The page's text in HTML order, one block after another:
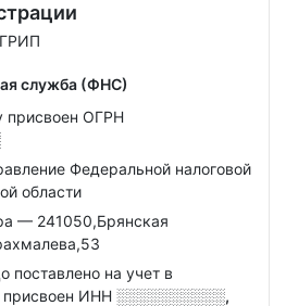
служба (ФНС)
присвоен ОГРН
Федеральной налоговой
области
— 241050,Брянская
поставлено на учет в
присвоен ИНН ░░░░░░░░░░,